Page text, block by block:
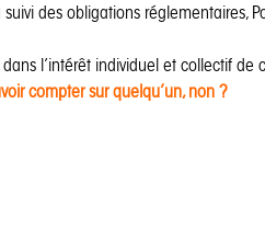
des obligations réglementaires,
l’intérêt individuel et collectif de
compter sur quelqu’un, non ?